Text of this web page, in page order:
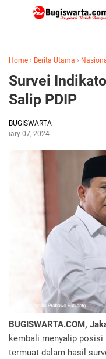
-->
Home › Berita Utama ›
Survei
Salip PDIP
BUGISWARTA
07, 2024
BUGISWARTA.COM,
kembali menyalip posisi
termuat dalam hasil